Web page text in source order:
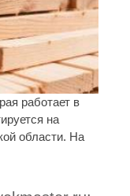
работает в
на
области. На